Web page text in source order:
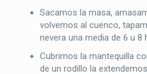
Sacamos la masa,
volvemos al cuenco,
nevera una media de 6 u 8
Cubrimos la mantequilla
de un rodillo la